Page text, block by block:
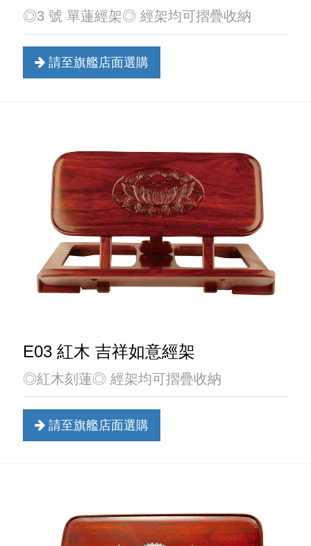
◎3 號 單蓮經架◎ 經架均可摺疊收納
請至旗艦店面選購
E03 紅木 吉祥如意經架
◎紅木刻蓮◎ 經架均可摺疊收納
請至旗艦店面選購